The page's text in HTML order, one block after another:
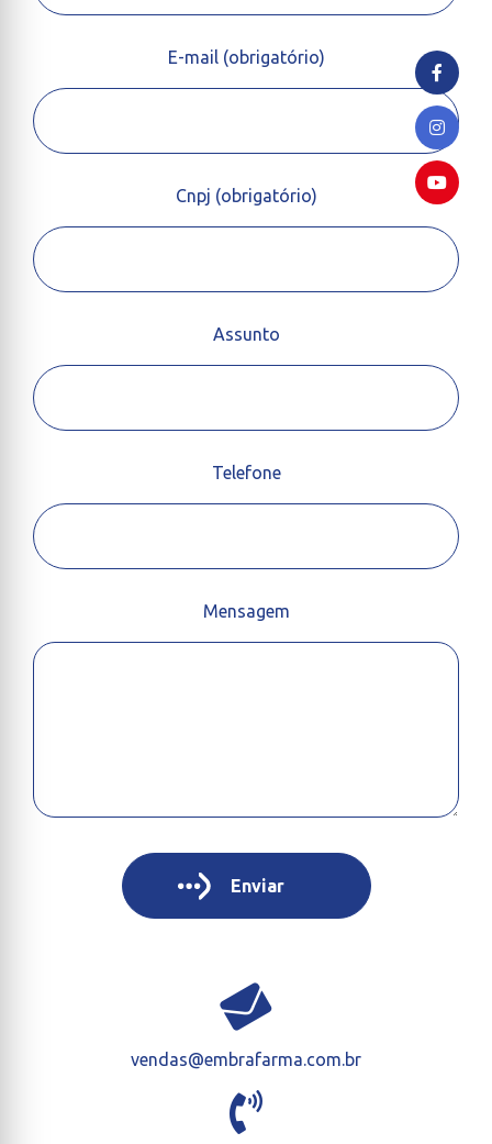
E-mail (obrigatório)
Cnpj (obrigatório)
Assunto
Telefone
Mensagem
vendas@embrafarma.com.br